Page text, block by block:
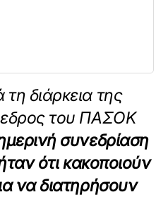
διάρκεια της
του ΠΑΣΟΚ
συνεδρίαση
ότι κακοποιούν
να διατηρήσουν